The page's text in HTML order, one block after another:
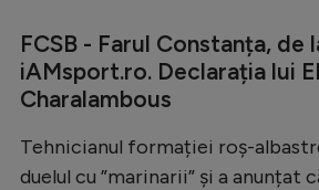
FCSB - Farul Constanța, de
iAMsport.ro. Declarația lui
Charalambous
Tehnicianul formației roș-
duelul cu ”marinarii” și a anunțat